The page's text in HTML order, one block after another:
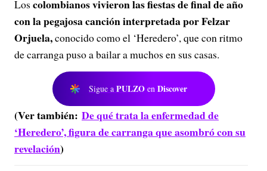
Los colombianos vivieron las fiestas de final de año
con la pegajosa canción interpretada por Felzar
Orjuela,conocido como el ‘Heredero’, que con ritmo
de carranga puso a bailar a muchos en sus casas.
Sigue a PULZO en Discover
(Ver también: De qué trata la enfermedad de
‘Heredero’, figura de carranga que asombró con su
revelación)